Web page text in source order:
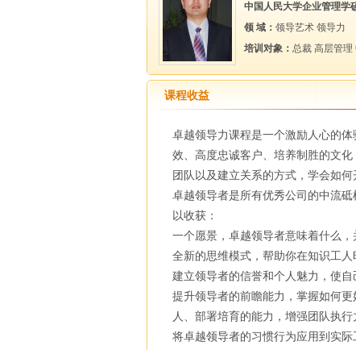
中国人民大学企业管理学
领 域： 领导艺术 领导力
培训对象： 总裁 高层管理
课程收益
卓越领导力课程是一个激励人心的
效、高度忠诚客户、培养制胜的文
团队以及建立关系的方式，学会如
卓越领导者是所有优秀公司的中流
以收获：
一个愿景，卓越领导者意味着什么
全新的思维模式，帮助你在知识工
建立领导者的信誉和个人魅力，使
提升领导者的前瞻能力，掌握如何
人、部署培育的能力，增强团队执行
将卓越领导者的习惯行为应用到实